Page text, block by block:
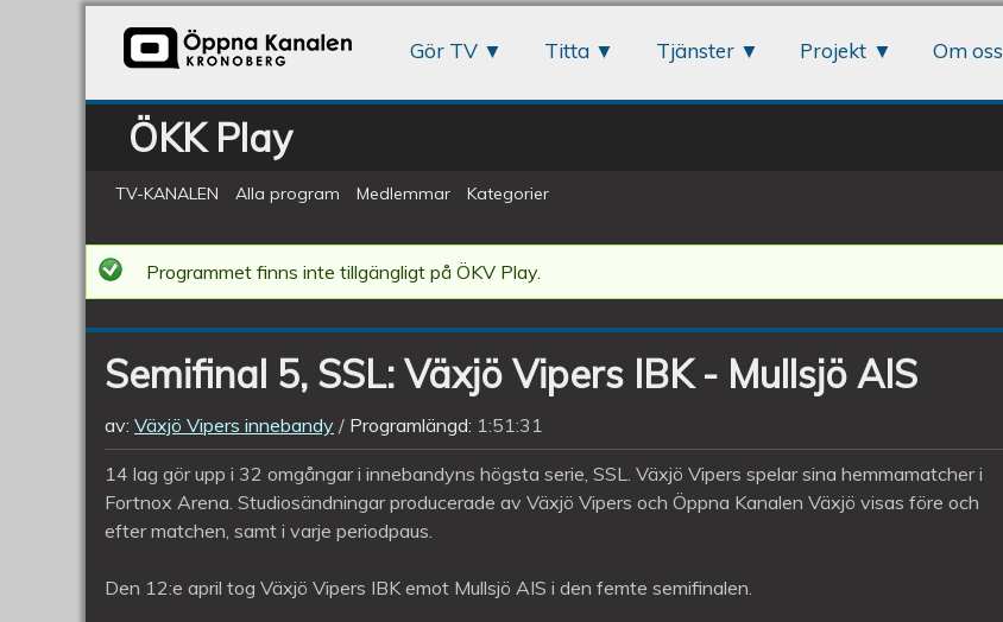
Gör TV Titta Tjänster Projekt Om oss
ÖKK Play
TV-KANALEN Alla program Medlemmar Kategorier
Semifinal
5,
SSL:
Växjö
Vipers
IBK
AIS
Programmet finns inte tillgängligt på ÖKV Play.
Semifinal 5, SSL: Växjö Vipers IBK - Mullsjö AIS
av: Växjö Vipers innebandy Programlängd: 1:51:31
14 lag gör upp i 32 omgångar i innebandyns högsta serie, SSL. Växjö Vipers spelar sina hemmamatcher i
Fortnox Arena. Studiosändningar producerade av Växjö Vipers och Öppna Kanalen Växjö visas före och
efter matchen, samt i varje periodpaus.
Den 12:e april tog Växjö Vipers IBK emot Mullsjö AIS i den femte semifinalen.